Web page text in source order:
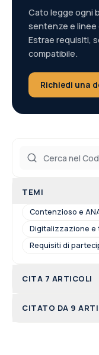
Cato legge ogni
sentenze e linee
Estrae requisiti,
compatibile.
Richiedi una
TEMI
Contenzioso e
Digitalizzazione e
Requisiti di
CITA 7 ARTICOLI
CITATO DA 9